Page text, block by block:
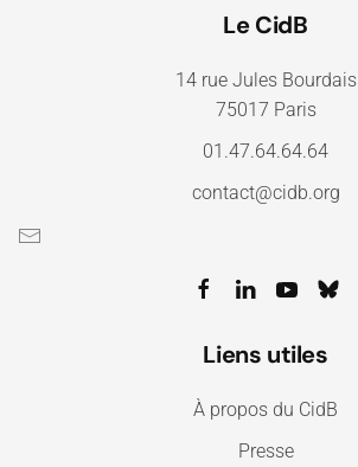
Le CidB
14 rue Jules Bourdais
75017 Paris
01.47.64.64.64
contact@cidb.org
Liens utiles
À propos du CidB
Presse